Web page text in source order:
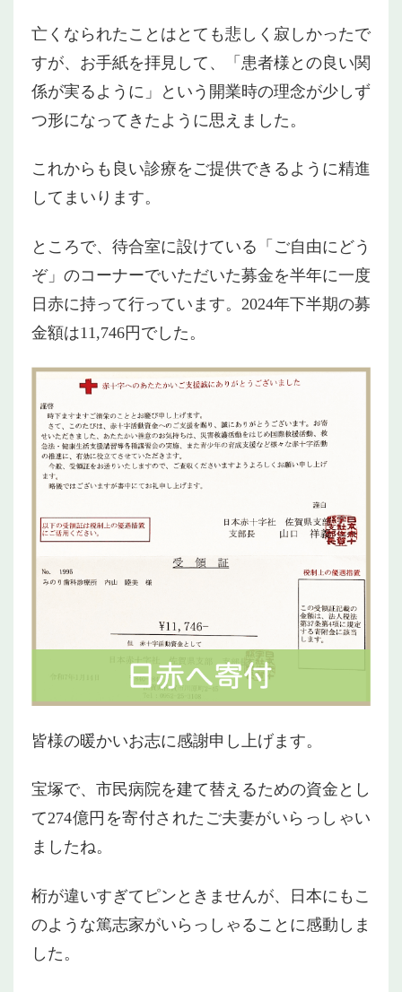
亡くなられたことはとても悲しく寂しかったで
すが、お手紙を拝見して、「患者様との良い関
係が実るように」という開業時の理念が少しず
つ形になってきたように思えました。
これからも良い診療をご提供できるように精進
してまいります。
ところで、待合室に設けている「ご自由にどう
ぞ」のコーナーでいただいた募金を半年に一度
日赤に持って行っています。2024年下半期の募
金額は11,746円でした。
皆様の暖かいお志に感謝申し上げます。
宝塚で、市民病院を建て替えるための資金とし
て274億円を寄付されたご夫妻がいらっしゃい
ましたね。
桁が違いすぎてピンときませんが、日本にもこ
のような篤志家がいらっしゃることに感動しま
した。